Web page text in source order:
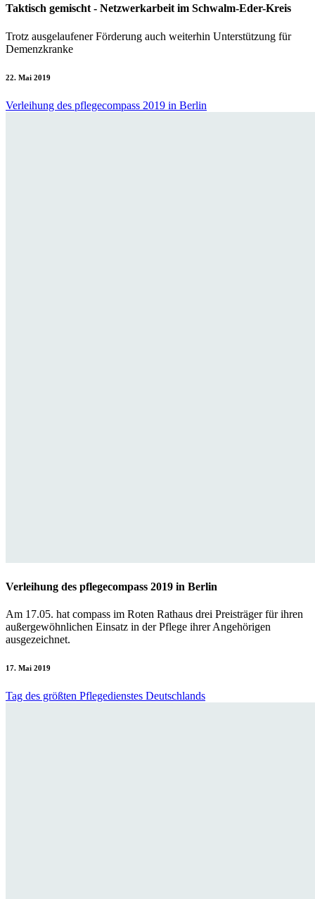
Taktisch gemischt - Netzwerkarbeit im Schwalm-Eder-Kreis
Trotz ausgelaufener Förderung auch weiterhin Unterstützung für
Demenzkranke
22. Mai 2019
Verleihung des pflegecompass 2019 in Berlin
Verleihung des pflegecompass 2019 in Berlin
Am 17.05. hat compass im Roten Rathaus drei Preisträger für ihren
außergewöhnlichen Einsatz in der Pflege ihrer Angehörigen
ausgezeichnet.
17. Mai 2019
Tag des größten Pflegedienstes Deutschlands